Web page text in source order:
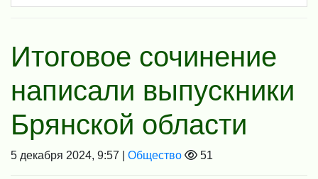
Итоговое сочинение
написали выпускники
Брянской области
5 декабря 2024, 9:57 | Общество 51